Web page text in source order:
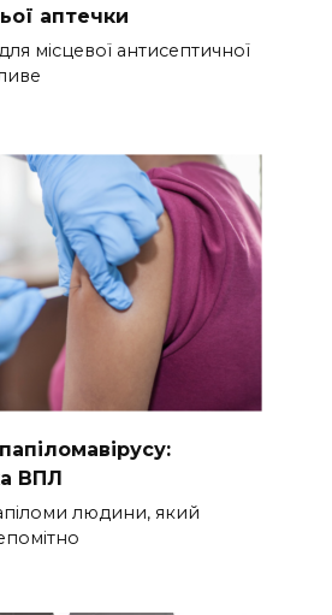
аптечки
місцевої антисептичної
ВПЛ
людини, який